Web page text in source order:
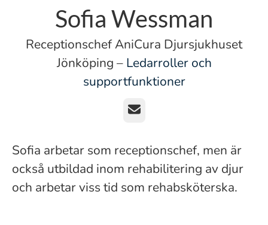
Sofia Wessman
Receptionschef AniCura Djursjukhuset
Jönköping – Ledarroller och
supportfunktioner
E-post
Sofia arbetar som receptionschef, men är
också utbildad inom rehabilitering av djur
och arbetar viss tid som rehabsköterska.